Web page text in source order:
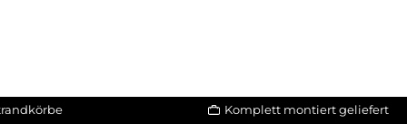
Komplett montiert geliefert